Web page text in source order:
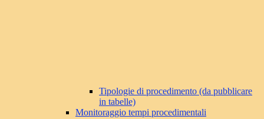
Tipologie di procedimento (da pubblicare
in tabelle)
Monitoraggio tempi procedimentali